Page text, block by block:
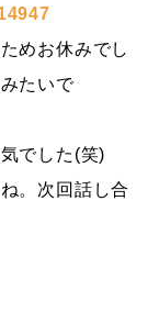
めお休みでし
たいで
でした(笑)
。次回話し合